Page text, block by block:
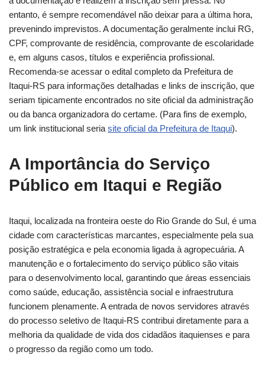
entanto, é sempre recomendável não deixar para a última hora,
prevenindo imprevistos. A documentação geralmente inclui RG,
CPF, comprovante de residência, comprovante de escolaridade
e, em alguns casos, títulos e experiência profissional.
Recomenda-se acessar o edital completo da Prefeitura de
Itaqui-RS para informações detalhadas e links de inscrição, que
seriam tipicamente encontrados no site oficial da administração
ou da banca organizadora do certame. (Para fins de exemplo,
um link institucional seria site oficial da Prefeitura de Itaqui).
A Importância do Serviço
Público em Itaqui e Região
Itaqui, localizada na fronteira oeste do Rio Grande do Sul, é uma
cidade com características marcantes, especialmente pela sua
posição estratégica e pela economia ligada à agropecuária. A
manutenção e o fortalecimento do serviço público são vitais
para o desenvolvimento local, garantindo que áreas essenciais
como saúde, educação, assistência social e infraestrutura
funcionem plenamente. A entrada de novos servidores através
do processo seletivo de Itaqui-RS contribui diretamente para a
melhoria da qualidade de vida dos cidadãos itaquienses e para
o progresso da região como um todo.